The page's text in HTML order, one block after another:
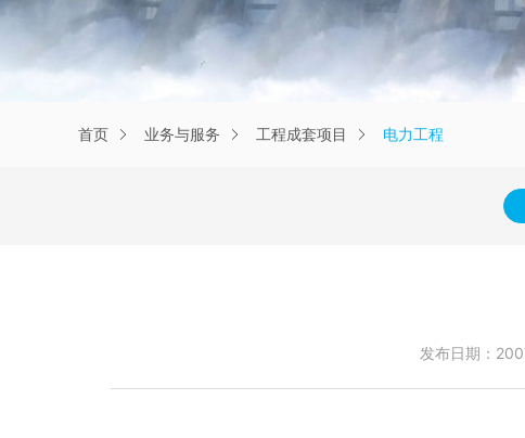
首页 业务与服务 工程成套项目 电力工程
发布日期：